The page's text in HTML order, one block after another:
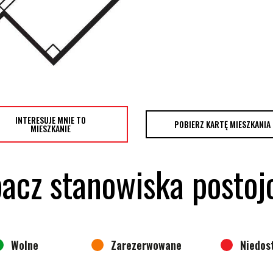
INTERESUJE MNIE TO
MIESZKANIE POBIERZ KARTĘ MIESZKANIA
stanowiska
Wolne Zarezerwowane